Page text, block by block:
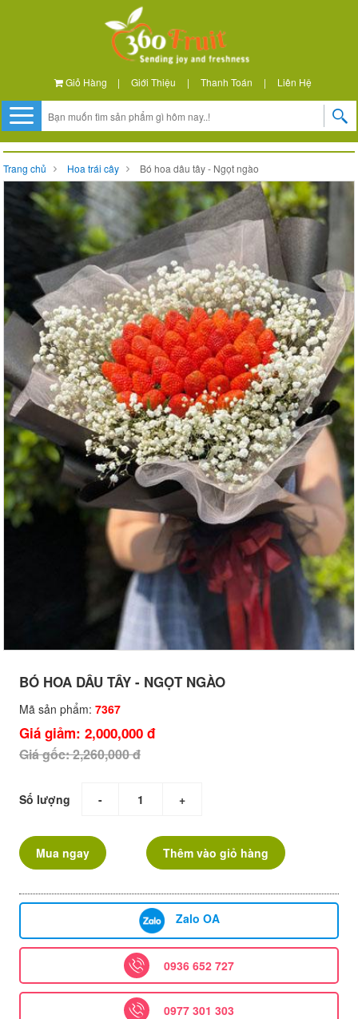
Giỏ Hàng | Giới Thiệu | Thanh Toán | Liên Hệ
Trang chủ Hoa trái cây Bó hoa dâu tây - Ngọt ngào
BÓ HOA DÂU TÂY - NGỌT NGÀO
Mã sản phẩm: 7367
Giá giảm: 2,000,000 đ
Giá gốc: 2,260,000 đ
Số lượng - +
Mua ngay Thêm vào giỏ hàng
Zalo OA
0936 652 727
0977 301 303